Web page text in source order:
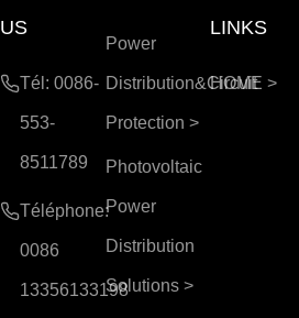
US
Tél: 0086-
553-
8511789
Téléphone:
0086
13356133198
Power
Distribution&Circuit
Protection >
Photovoltaic
Power
Distribution
Solutions >
LINKS
HOME >